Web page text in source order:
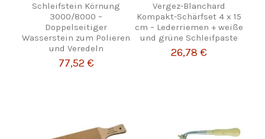
Schleifstein Körnung
3000/8000 –
Doppelseitiger
Wasserstein zum Polieren
und Veredeln
77,52 €
Vergez-Blanchard
Kompakt-Schärfset 4 x 15
cm – Lederriemen + weiße
und grüne Schleifpaste
26,78 €